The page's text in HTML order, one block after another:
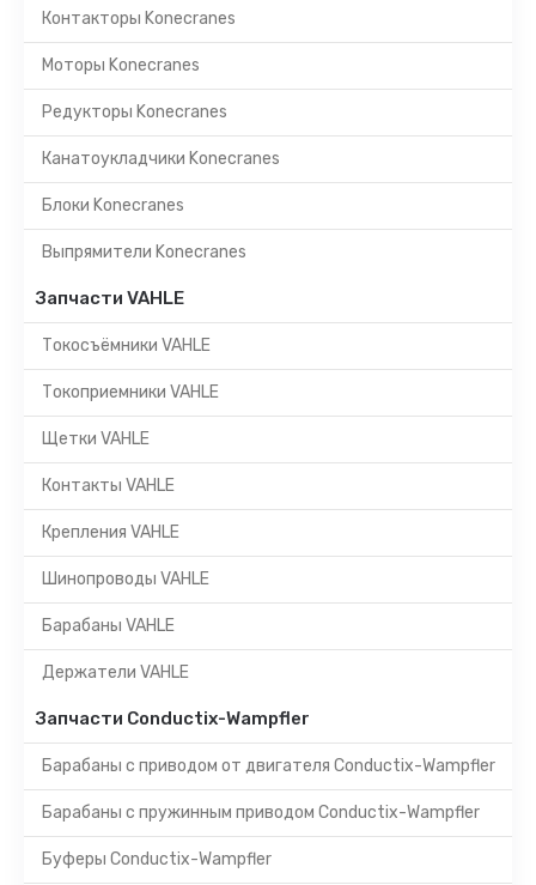
Контакторы Konecranes
Моторы Konecranes
Редукторы Konecranes
Канатоукладчики Konecranes
Блоки Konecranes
Выпрямители Konecranes
Запчасти VAHLE
Токосъёмники VAHLE
Токоприемники VAHLE
Щетки VAHLE
Контакты VAHLE
Крепления VAHLE
Шинопроводы VAHLE
Барабаны VAHLE
Держатели VAHLE
Запчасти Conductix-Wampfler
Барабаны с приводом от двигателя Conductix-Wampfler
Барабаны с пружинным приводом Conductix-Wampfler
Буферы Conductix-Wampfler